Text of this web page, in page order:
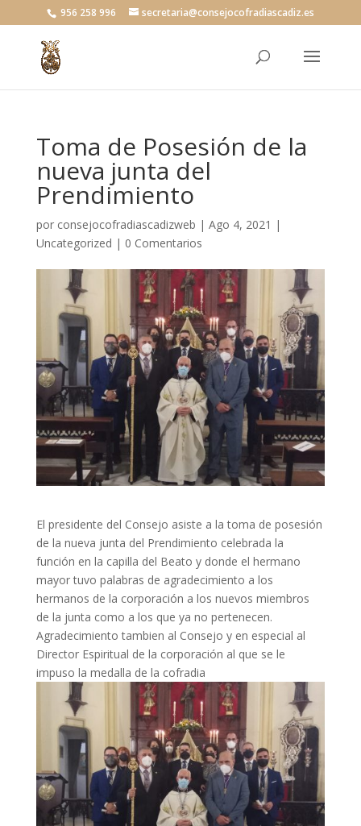
956 258 996 secretaria@consejocofradiascadiz.es
Toma de Posesión de la
nueva junta del
Prendimiento
por consejocofradiascadizweb | Ago 4, 2021 |
Uncategorized | 0 Comentarios
El presidente del Consejo asiste a la toma de posesión
de la nueva junta del Prendimiento celebrada la
función en la capilla del Beato y donde el hermano
mayor tuvo palabras de agradecimiento a los
hermanos de la corporación a los nuevos miembros
de la junta como a los que ya no pertenecen.
Agradecimiento tambien al Consejo y en especial al
Director Espiritual de la corporación al que se le
impuso la medalla de la cofradia